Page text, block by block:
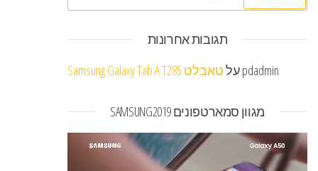
תגובות אחרונות
pdadminעלטאבלט Samsung Galaxy Tab A T285
מגוון סמארטפונים SAMSUNG2019
נגן
וידאו